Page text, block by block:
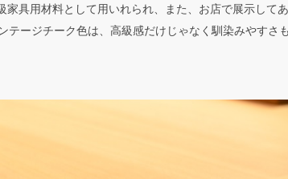
具用材料として用いれられ、また、お店で展示してあ
テージチーク色は、高級感だけじゃなく馴染みやすさも